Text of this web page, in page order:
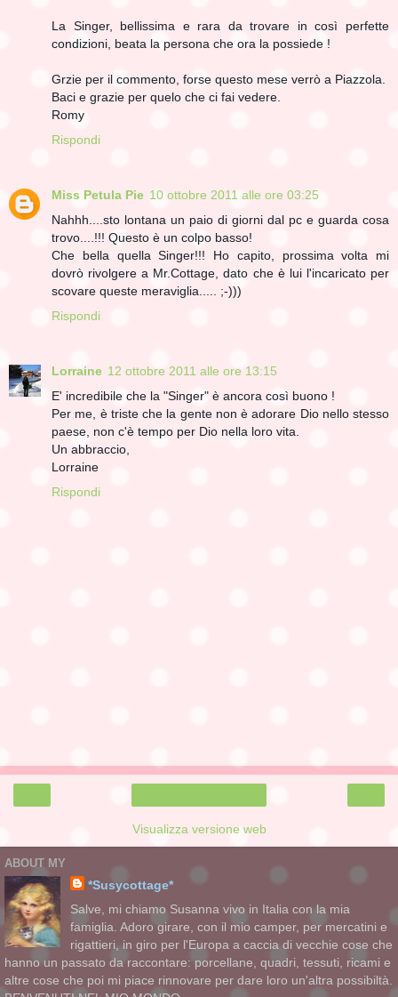
La Singer, bellissima e rara da trovare in così perfette
condizioni, beata la persona che ora la possiede !
Grzie per il commento, forse questo mese verrò a Piazzola.
Baci e grazie per quelo che ci fai vedere.
Romy
Rispondi
Miss Petula Pie 10 ottobre 2011 alle ore 03:25
Nahhh....sto lontana un paio di giorni dal pc e guarda cosa
trovo....!!! Questo è un colpo basso!
Che bella quella Singer!!! Ho capito, prossima volta mi
dovrò rivolgere a Mr.Cottage, dato che è lui l'incaricato per
scovare queste meraviglia..... ;-)))
Rispondi
Lorraine 12 ottobre 2011 alle ore 13:15
E' incredibile che la "Singer" è ancora così buono !
Per me, è triste che la gente non è adorare Dio nello stesso
paese, non c'è tempo per Dio nella loro vita.
Un abbraccio,
Lorraine
Rispondi
Visualizza versione web
ABOUT MY
*Susycottage*
Salve, mi chiamo Susanna vivo in Italia con la mia
famiglia. Adoro girare, con il mio camper, per mercatini e
rigattieri, in giro per l'Europa a caccia di vecchie cose che
hanno un passato da raccontare: porcellane, quadri, tessuti, ricami e
altre cose che poi mi piace rinnovare per dare loro un'altra possibiltà.